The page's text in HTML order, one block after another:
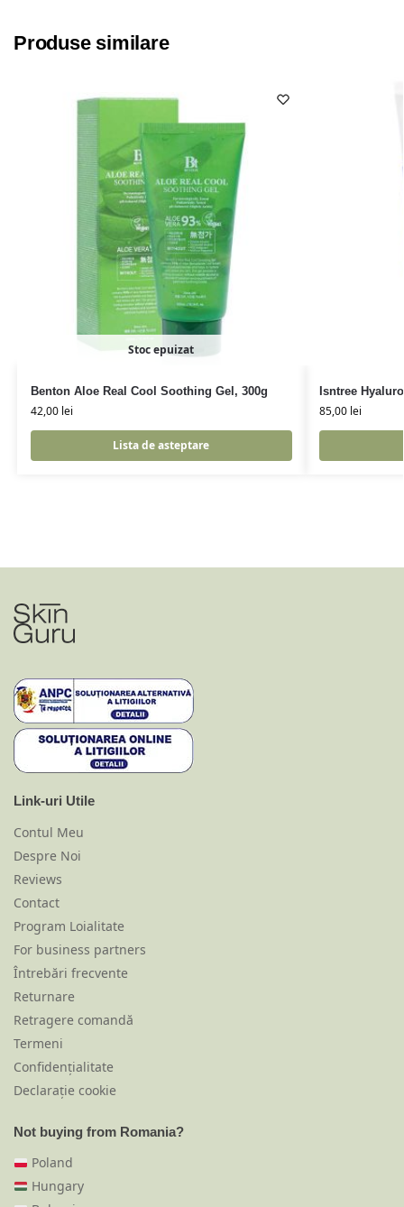
Produse similare
Stoc epuizat
Benton Aloe Real Cool Soothing Gel, 300g
42,00 lei
Lista de asteptare
Isntree
85,00 lei
Link-uri Utile
Contul Meu
Despre Noi
Reviews
Contact
Program Loialitate
For business partners
Întrebări frecvente
Returnare
Retragere comandă
Termeni
Confidențialitate
Declarație cookie
Not buying from Romania?
Poland
Hungary